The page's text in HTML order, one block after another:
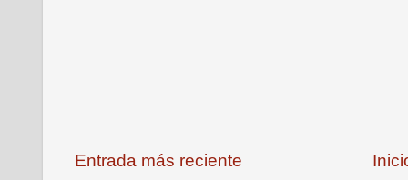
Entrada más reciente